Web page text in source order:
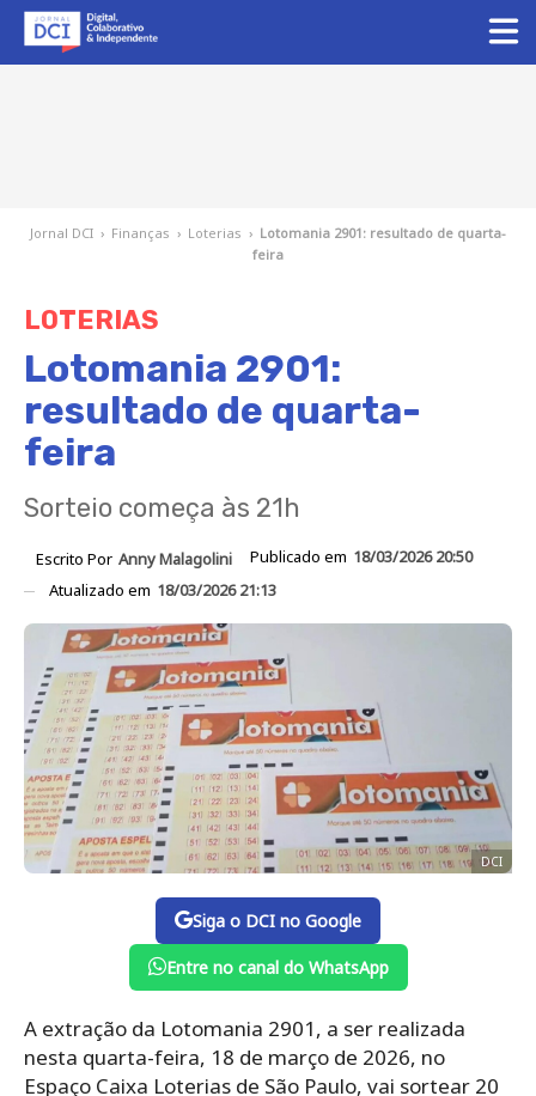
Jornal DCI › Finanças › Loterias › Lotomania 2901: resultado de quarta-
feira
LOTERIAS
Lotomania 2901:
resultado de quarta-
feira
Sorteio começa às 21h
Escrito Por Anny Malagolini Publicado em 18/03/2026 20:50
Atualizado em 18/03/2026 21:13
DCI
Siga o DCI no Google
Entre no canal do WhatsApp
A extração da Lotomania 2901, a ser realizada
nesta quarta-feira, 18 de março de 2026, no
Espaço Caixa Loterias de São Paulo, vai sortear 20